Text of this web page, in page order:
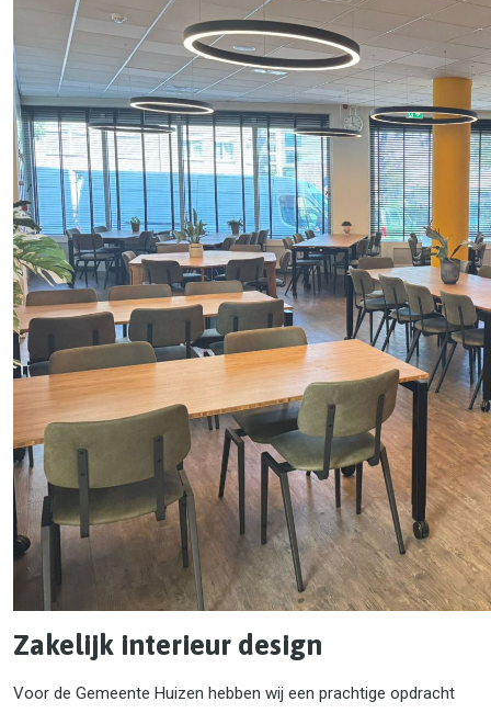
Zakelijk interieur design
Voor de Gemeente Huizen hebben wij een prachtige opdracht